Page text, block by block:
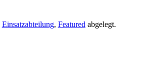
Einsatzabteilung, Featured abgelegt.